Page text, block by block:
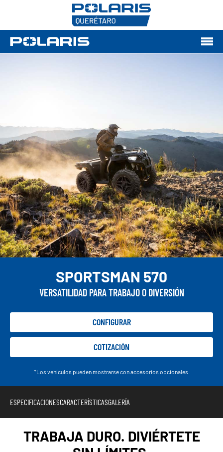
SPORTSMAN 570
VERSATILIDAD PARA TRABAJO O DIVERSIÓN
CONFIGURAR
COTIZACIÓN
*Los vehículos pueden mostrarse con accesorios opcionales.
ESPECIFICACIONESCARACTERÍSTICASGALERÍA
TRABAJA DURO. DIVIÉRTETE